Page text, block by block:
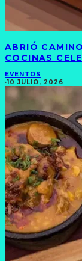
ABRIÓ
COCINAS
EVENTOS
·10 JULIO, 2026